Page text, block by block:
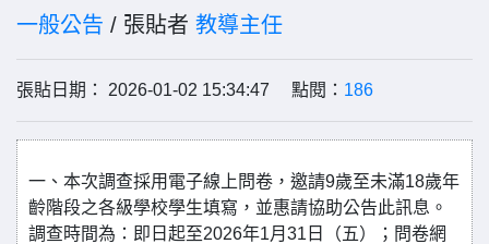
一般公告 / 張貼者 教導主任
張貼日期： 2026-01-02 15:34:47 點閱： 186
一、本次調查採用電子線上問卷，邀請9歲至未滿18歲年
齡階段之各級學校學生填寫，並惠請協助公告此訊息。
調查時間為：即日起至2026年1月31日（五）；問卷網